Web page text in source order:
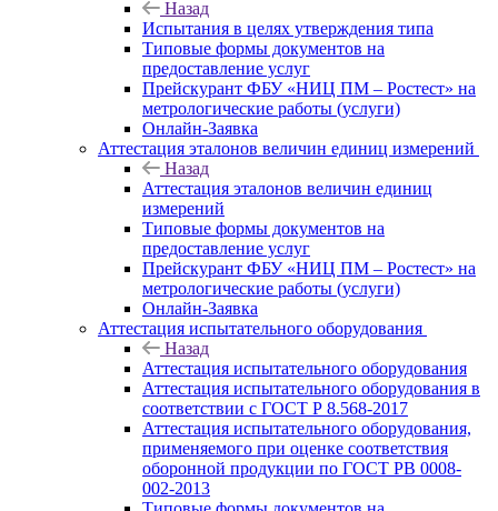
Назад
Испытания в целях утверждения типа
Типовые формы документов на
предоставление услуг
Прейскурант ФБУ «НИЦ ПМ – Ростест» на
метрологические работы (услуги)
Онлайн-Заявка
Аттестация эталонов величин единиц измерений
Назад
Аттестация эталонов величин единиц
измерений
Типовые формы документов на
предоставление услуг
Прейскурант ФБУ «НИЦ ПМ – Ростест» на
метрологические работы (услуги)
Онлайн-Заявка
Аттестация испытательного оборудования
Назад
Аттестация испытательного оборудования
Аттестация испытательного оборудования в
соответствии с ГОСТ Р 8.568-2017
Аттестация испытательного оборудования,
применяемого при оценке соответствия
оборонной продукции по ГОСТ РВ 0008-
002-2013